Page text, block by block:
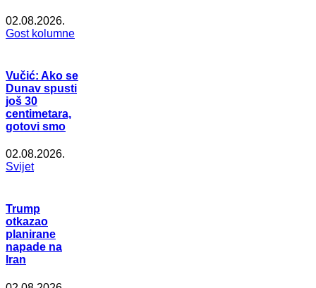
02.08.2026.
Gost kolumne
Vučić: Ako se
Dunav spusti
još 30
centimetara,
gotovi smo
02.08.2026.
Svijet
Trump
otkazao
planirane
napade na
Iran